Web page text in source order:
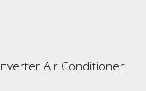
Air Conditioner